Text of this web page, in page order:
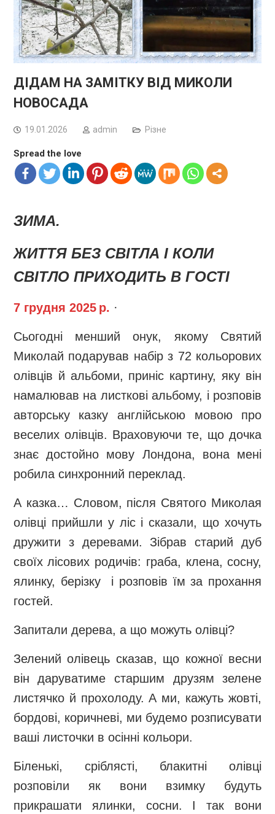
ДІДАМ НА ЗАМІТКУ ВІД МИКОЛИ
НОВОСАДА
19.01.2026 admin Різне
Spread the love
ЗИМА.
ЖИТТЯ БЕЗ СВІТЛА І КОЛИ
СВІТЛО ПРИХОДИТЬ В ГОСТІ
7 грудня 2025 р. ·
Сьогодні менший онук, якому Святий
Миколай подарував набір з 72 кольорових
олівців й альбоми, приніс картину, яку він
намалював на листкові альбому, і розповів
авторську казку англійською мовою про
веселих олівців. Враховуючи те, що дочка
знає достойно мову Лондона, вона мені
робила синхронний переклад.
А казка… Словом, після Святого Миколая
олівці прийшли у ліс і сказали, що хочуть
дружити з деревами. Зібрав старий дуб
своїх лісових родичів: граба, клена, сосну,
ялинку, берізку і розповів їм за прохання
гостей.
Запитали дерева, а що можуть олівці?
Зелений олівець сказав, що кожної весни
він даруватиме старшим друзям зелене
листячко й прохолоду. А ми, кажуть жовті,
бордові, коричневі, ми будемо розписувати
ваші листочки в осінні кольори.
Біленькі, сріблясті, блакитні олівці
розповіли як вони взимку будуть
прикрашати ялинки, сосни. І так вони